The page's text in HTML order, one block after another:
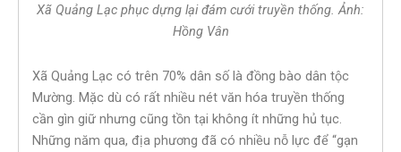
Xã Quảng Lạc phục dựng lại đám cưới truyền thống. Ảnh:
Hồng Vân
Xã Quảng Lạc có trên 70% dân số là đồng bào dân tộc
Mường. Mặc dù có rất nhiều nét văn hóa truyền thống
cần gìn giữ nhưng cũng tồn tại không ít những hủ tục.
Những năm qua, địa phương đã có nhiều nỗ lực để “gạn